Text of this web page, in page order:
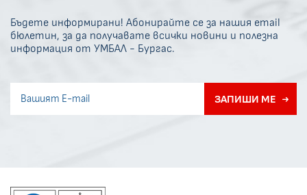
Бъдете информирани! Абонирайте се за нашия email
бюлетин, за да получавате всички новини и полезна
информация от УМБАЛ - Бургас.
ЗАПИШИ МЕ